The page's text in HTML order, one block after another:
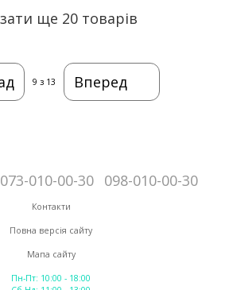
ще 20 товарів
9 з 13 Вперед
073-010-00-30 098-010-00-30
Контакти
Повна версія сайту
Мапа сайту
Пн-Пт: 10:00 - 18:00